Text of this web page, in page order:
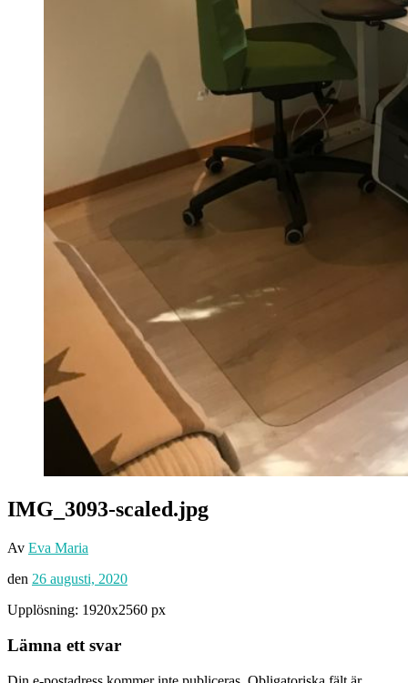
IMG_3093-scaled.jpg
Av Eva Maria
den 26 augusti, 2020
Upplösning: 1920x2560 px
Lämna ett svar